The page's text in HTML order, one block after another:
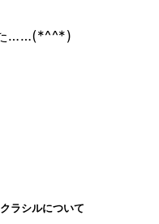
た……(*^^*)
クラシルについて